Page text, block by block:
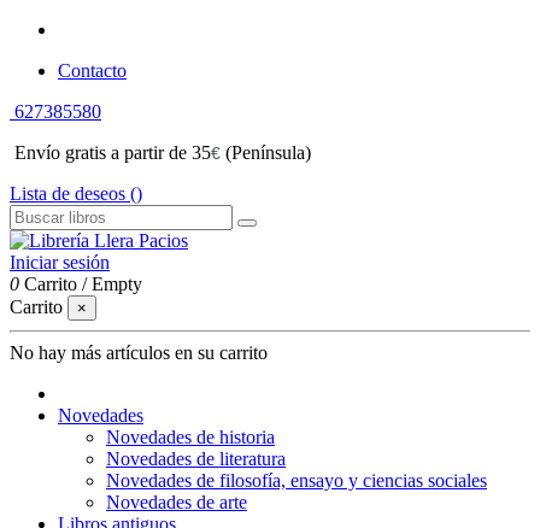
Contacto
627385580
Envío gratis a partir de 35€ (Península)
Lista de deseos ()
Iniciar sesión
0 Carrito /Empty
Carrito
×
No hay más artículos en su carrito
Novedades
Novedades de historia
Novedades de literatura
Novedades de filosofía, ensayo y ciencias sociales
Novedades de arte
Libros antiguos